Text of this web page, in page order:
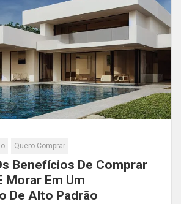
Quero Comprar
Benefícios De Comprar
Morar Em Um
De Alto Padrão